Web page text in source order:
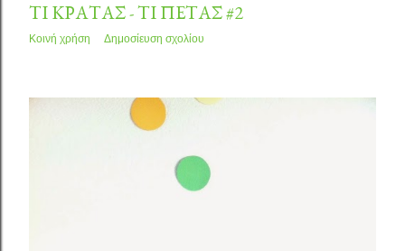
ΤΙ ΚΡΑΤΆΣ - ΤΙ ΠΕΤΆΣ #2
Κοινή χρήση Δημοσίευση σχολίου